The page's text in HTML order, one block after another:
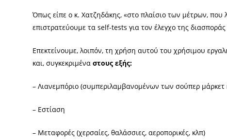
Όπως είπε ο κ. Χατζηδάκης, «στο πλαίσιο των μέτρων,
επιστρατεύουμε τα self-tests για τον έλεγχο της
Επεκτείνουμε, λοιπόν, τη χρήση αυτού του χρήσιμου
και, συγκεκριμένα στους εξής:
– Λιανεμπόριο (συμπεριλαμβανομένων των σούπερ
– Εστίαση
– Μεταφορές (χερσαίες, θαλάσσιες, αεροπορικές, κλπ)